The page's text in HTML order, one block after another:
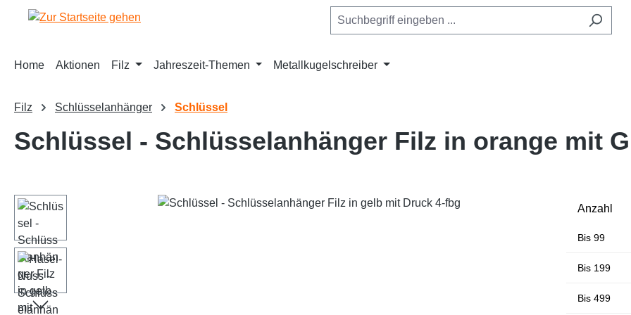
Zur Hauptnavigation springen
Home Aktionen Filz Jahreszeit-Themen Metallkugelschreiber
Filz Schlüsselanhänger Schlüssel
Schlüssel - Schlüsselanhänger Filz in orange mit
Bildergalerie überspringen
Anzahl
Bis 99
Bis 199
Bis 499